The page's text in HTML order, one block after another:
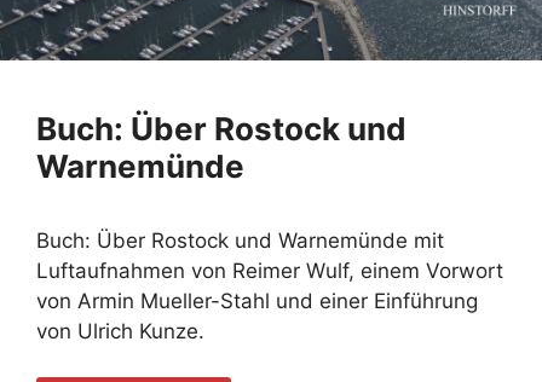
Buch: Über Rostock und
Warnemünde
Buch: Über Rostock und Warnemünde mit
Luftaufnahmen von Reimer Wulf, einem Vorwort
von Armin Mueller-Stahl und einer Einführung
von Ulrich Kunze.